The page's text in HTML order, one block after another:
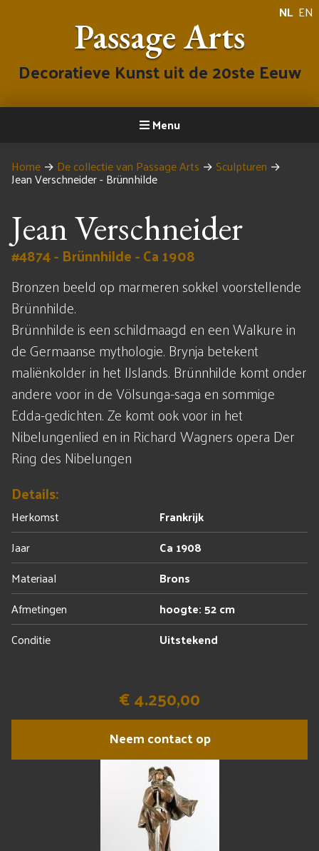
NL EN
Passage Arts
Decoratieve Kunst uit de 20ste Eeuw
Menu
Home → De collectie van Passage Arts → Sculpturen →
Jean Verschneider - Brünnhilde
Jean Verschneider
#4874 - Brünnhilde - Ca 1908
Bronzen beeld op marmeren sokkel voorstellende
Brünnhilde.
Brünnhilde is een schildmaagd en een Walkure in
de Germaanse mythologie. Brynja betekent
maliënkolder in het IJslands. Brünnhilde komt onder
andere voor in de Völsunga-saga en sommige
Edda-gedichten. Ze komt ook voor in het
Nibelungenlied en in Richard Wagners opera Der
Ring des Nibelungen
Details:
Herkomst
Frankrijk
Jaar
Ca 1908
Materiaal
Brons
Afmetingen
hoogte: 52 cm
Conditie
Uitstekend
€ 4.250,00
Neem contact op